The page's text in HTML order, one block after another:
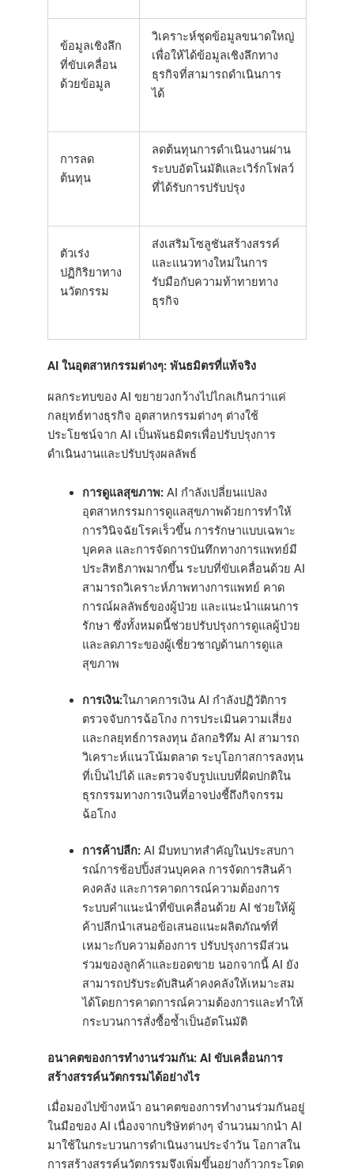
ข้อมูลเชิงลึก
ที่ขับเคลื่อน
ด้วยข้อมูล
วิเคราะห์ชุดข้อมูลขนาดใหญ่
เพื่อให้ได้ข้อมูลเชิงลึกทาง
ธุรกิจที่สามารถดำเนินการ
ได้
การลด
ต้นทุน
ลดต้นทุนการดำเนินงานผ่าน
ระบบอัตโนมัติและเวิร์กโฟลว์
ที่ได้รับการปรับปรุง
ตัวเร่ง
ปฏิกิริยาทาง
นวัตกรรม
ส่งเสริมโซลูชันสร้างสรรค์
และแนวทางใหม่ในการ
รับมือกับความท้าทายทาง
ธุรกิจ
AI ในอุตสาหกรรมต่างๆ: พันธมิตรที่แท้จริง
ผลกระทบของ AI ขยายวงกว้างไปไกลเกินกว่าแค่
กลยุทธ์ทางธุรกิจ อุตสาหกรรมต่างๆ ต่างใช้
ประโยชน์จาก AI เป็นพันธมิตรเพื่อปรับปรุงการ
ดำเนินงานและปรับปรุงผลลัพธ์
การดูแลสุขภาพ:AI กำลังเปลี่ยนแปลง
อุตสาหกรรมการดูแลสุขภาพด้วยการทำให้
การวินิจฉัยโรคเร็วขึ้น การรักษาแบบเฉพาะ
บุคคล และการจัดการบันทึกทางการแพทย์มี
ประสิทธิภาพมากขึ้น ระบบที่ขับเคลื่อนด้วย AI
สามารถวิเคราะห์ภาพทางการแพทย์ คาด
การณ์ผลลัพธ์ของผู้ป่วย และแนะนำแผนการ
รักษา ซึ่งทั้งหมดนี้ช่วยปรับปรุงการดูแลผู้ป่วย
และลดภาระของผู้เชี่ยวชาญด้านการดูแล
สุขภาพ
การเงิน:ในภาคการเงิน AI กำลังปฏิวัติการ
ตรวจจับการฉ้อโกง การประเมินความเสี่ยง
และกลยุทธ์การลงทุน อัลกอริทึม AI สามารถ
วิเคราะห์แนวโน้มตลาด ระบุโอกาสการลงทุน
ที่เป็นไปได้ และตรวจจับรูปแบบที่ผิดปกติใน
ธุรกรรมทางการเงินที่อาจบ่งชี้ถึงกิจกรรม
ฉ้อโกง
การค้าปลีก:AI มีบทบาทสำคัญในประสบกา
รณ์การช้อปปิ้งส่วนบุคคล การจัดการสินค้า
คงคลัง และการคาดการณ์ความต้องการ
ระบบคำแนะนำที่ขับเคลื่อนด้วย AI ช่วยให้ผู้
ค้าปลีกนำเสนอข้อเสนอแนะผลิตภัณฑ์ที่
เหมาะกับความต้องการ ปรับปรุงการมีส่วน
ร่วมของลูกค้าและยอดขาย นอกจากนี้ AI ยัง
สามารถปรับระดับสินค้าคงคลังให้เหมาะสม
ได้โดยการคาดการณ์ความต้องการและทำให้
กระบวนการสั่งซื้อซ้ำเป็นอัตโนมัติ
อนาคตของการทำงานร่วมกัน: AI ขับเคลื่อนการ
สร้างสรรค์นวัตกรรมได้อย่างไร
เมื่อมองไปข้างหน้า อนาคตของการทำงานร่วมกันอยู่
ในมือของ AI เนื่องจากบริษัทต่างๆ จำนวนมากนำ AI
มาใช้ในกระบวนการดำเนินงานประจำวัน โอกาสใน
การสร้างสรรค์นวัตกรรมจึงเพิ่มขึ้นอย่างก้าวกระโดด